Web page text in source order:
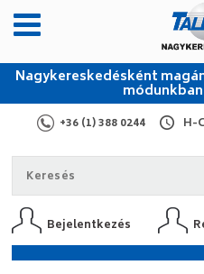
Nagykereskedésként
+36 (1) 388 0244 H-
Bejelentkezés